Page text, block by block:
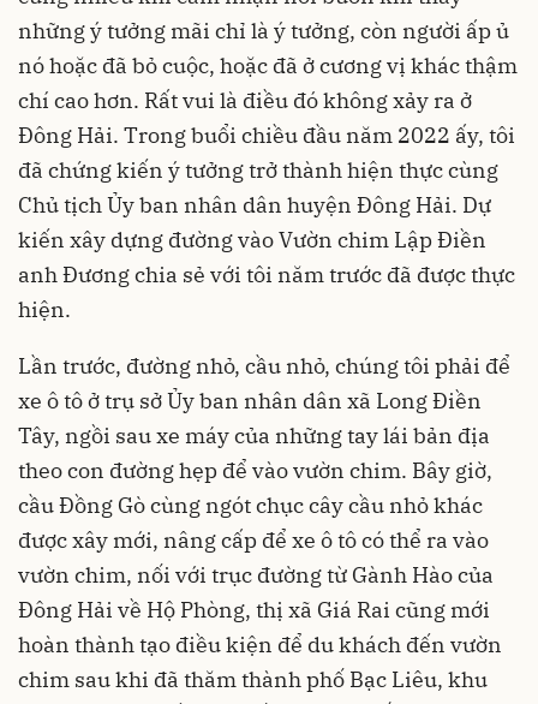
những ý tưởng mãi chỉ là ý tưởng, còn người ấp ủ
nó hoặc đã bỏ cuộc, hoặc đã ở cương vị khác thậm
chí cao hơn. Rất vui là điều đó không xảy ra ở
Đông Hải. Trong buổi chiều đầu năm 2022 ấy, tôi
đã chứng kiến ý tưởng trở thành hiện thực cùng
Chủ tịch Ủy ban nhân dân huyện Đông Hải. Dự
kiến xây dựng đường vào Vườn chim Lập Điền
anh Đương chia sẻ với tôi năm trước đã được thực
hiện.
Lần trước, đường nhỏ, cầu nhỏ, chúng tôi phải để
xe ô tô ở trụ sở Ủy ban nhân dân xã Long Điền
Tây, ngồi sau xe máy của những tay lái bản địa
theo con đường hẹp để vào vườn chim. Bây giờ,
cầu Đồng Gò cùng ngót chục cây cầu nhỏ khác
được xây mới, nâng cấp để xe ô tô có thể ra vào
vườn chim, nối với trục đường từ Gành Hào của
Đông Hải về Hộ Phòng, thị xã Giá Rai cũng mới
hoàn thành tạo điều kiện để du khách đến vườn
chim sau khi đã thăm thành phố Bạc Liêu, khu